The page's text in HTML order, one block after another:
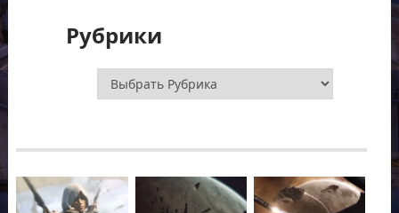
Рубрики
Рубрики